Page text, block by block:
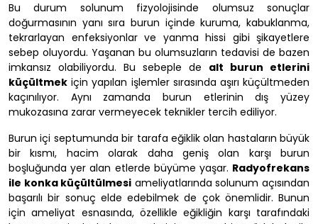
Bu durum solunum fizyolojisinde olumsuz sonuçlar
doğurmasının yanı sıra burun içinde kuruma, kabuklanma,
tekrarlayan enfeksiyonlar ve yanma hissi gibi şikayetlere
sebep oluyordu. Yaşanan bu olumsuzların tedavisi de bazen
imkansız olabiliyordu. Bu sebeple de alt burun etlerini
küçültmek için yapılan işlemler sırasında aşırı küçültmeden
kaçınılıyor. Aynı zamanda burun etlerinin dış yüzey
mukozasına zarar vermeyecek teknikler tercih ediliyor.
Burun içi septumunda bir tarafa eğiklik olan hastaların büyük
bir kısmı, hacim olarak daha geniş olan karşı burun
boşluğunda yer alan etlerde büyüme yaşar. Radyofrekans
ile konka küçültülmesi ameliyatlarında solunum açısından
başarılı bir sonuç elde edebilmek de çok önemlidir. Bunun
için ameliyat esnasında, özellikle eğikliğin karşı tarafındaki